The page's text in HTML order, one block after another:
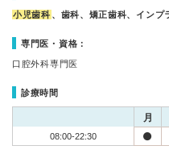
小児歯科 、歯科、矯正歯科、インプ
専門医・資格：
口腔外科専門医
診療時間
月
08:00-22:30